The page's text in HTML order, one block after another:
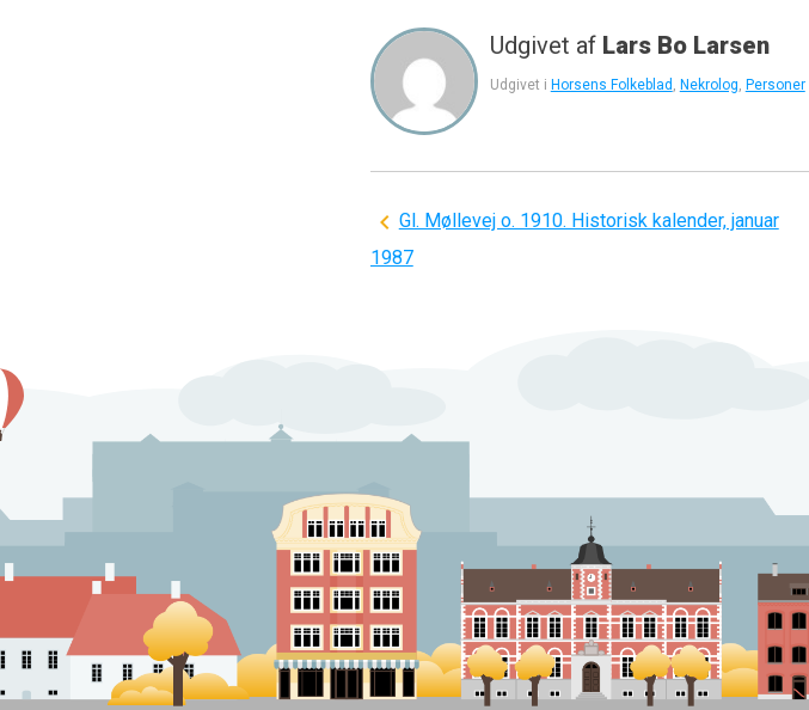
Udgivet af Lars Bo Larsen
Udgivet i Horsens Folkeblad Nekrolog Personer
Indlægsnavigation
Gl. Møllevej o. 1910. Historisk kalender, januar
1987